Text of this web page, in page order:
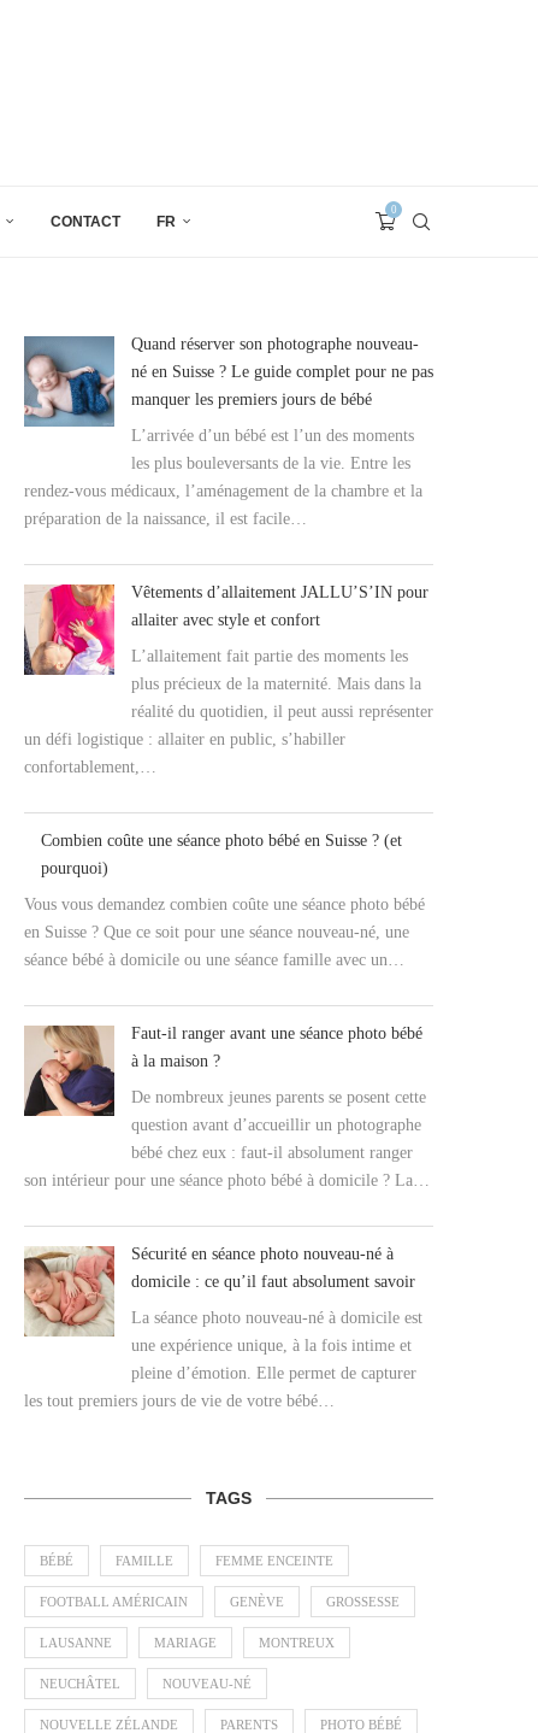
CONTACT FR
0
Quand réserver son photographe nouveau-
né en Suisse ? Le guide complet pour ne pas
manquer les premiers jours de bébé
L’arrivée d’un bébé est l’un des moments
les plus bouleversants de la vie. Entre les
rendez-vous médicaux, l’aménagement de la chambre et la
préparation de la naissance, il est facile…
Vêtements d’allaitement JALLU’S’IN pour
allaiter avec style et confort
L’allaitement fait partie des moments les
plus précieux de la maternité. Mais dans la
réalité du quotidien, il peut aussi représenter
un défi logistique : allaiter en public, s’habiller
confortablement,…
Combien coûte une séance photo bébé en Suisse ? (et
pourquoi)
Vous vous demandez combien coûte une séance photo bébé
en Suisse ? Que ce soit pour une séance nouveau-né, une
séance bébé à domicile ou une séance famille avec un…
Faut-il ranger avant une séance photo bébé
à la maison ?
De nombreux jeunes parents se posent cette
question avant d’accueillir un photographe
bébé chez eux : faut-il absolument ranger
son intérieur pour une séance photo bébé à domicile ? La…
Sécurité en séance photo nouveau-né à
domicile : ce qu’il faut absolument savoir
La séance photo nouveau-né à domicile est
une expérience unique, à la fois intime et
pleine d’émotion. Elle permet de capturer
les tout premiers jours de vie de votre bébé…
TAGS
BÉBÉ FAMILLE FEMME ENCEINTE
FOOTBALL AMÉRICAIN GENÈVE GROSSESSE
LAUSANNE MARIAGE MONTREUX
NEUCHÂTEL NOUVEAU-NÉ
NOUVELLE ZÉLANDE PARENTS PHOTO BÉBÉ